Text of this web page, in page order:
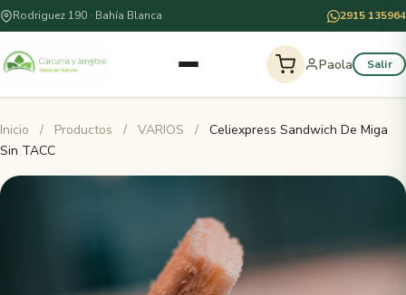
Rodriguez 190 · Bahía Blanca 2915 135964
Paola Salir
Inicio / Productos / VARIOS /
Celiexpress Sandwich De Miga
Sin TACC